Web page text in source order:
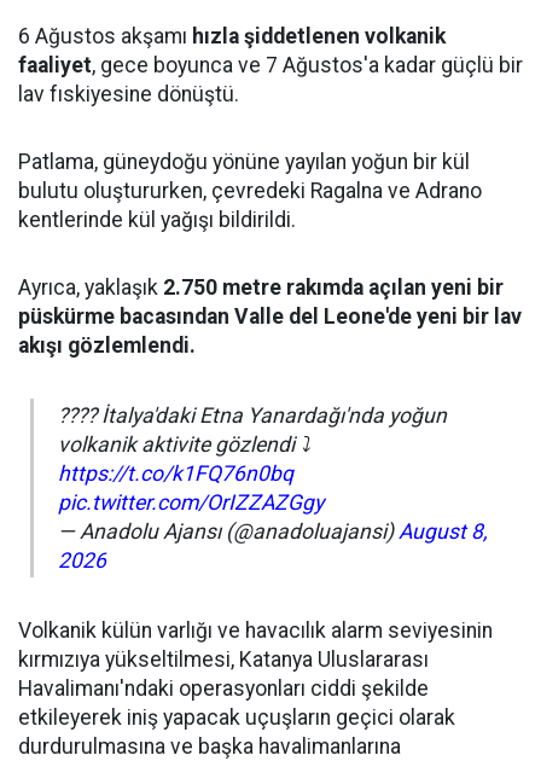
6 Ağustos akşamı hızla şiddetlenen volkanik
faaliyet, gece boyunca ve 7 Ağustos'a kadar güçlü bir
lav fıskiyesine dönüştü.
Patlama, güneydoğu yönüne yayılan yoğun bir kül
bulutu oluştururken, çevredeki Ragalna ve Adrano
kentlerinde kül yağışı bildirildi.
Ayrıca, yaklaşık 2.750 metre rakımda açılan yeni bir
püskürme bacasından Valle del Leone'de yeni bir lav
akışı gözlemlendi.
???? İtalya'daki Etna Yanardağı'nda yoğun
volkanik aktivite gözlendi ⤵️
https://t.co/k1FQ76n0bq
pic.twitter.com/OrIZZAZGgy
— Anadolu Ajansı (@anadoluajansi)August 8,
2026
Volkanik külün varlığı ve havacılık alarm seviyesinin
kırmızıya yükseltilmesi, Katanya Uluslararası
Havalimanı'ndaki operasyonları ciddi şekilde
etkileyerek iniş yapacak uçuşların geçici olarak
durdurulmasına ve başka havalimanlarına